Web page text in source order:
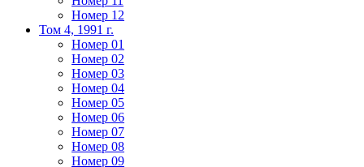
Номер 12
Том 4, 1991 г.
Номер 01
Номер 02
Номер 03
Номер 04
Номер 05
Номер 06
Номер 07
Номер 08
Номер 09